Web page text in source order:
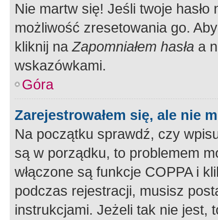
Nie martw się! Jeśli twoje
możliwość zresetowania go.
kliknij naZapomniałem hasła a
wskazówkami.
Góra
Zarejestrowałem się, ale nie
Na początku sprawdź, czy
są w porządku, to problemem
włączone są funkcje COPPA i
podczas rejestracji, musisz
instrukcjami. Jeżeli tak nie jest,